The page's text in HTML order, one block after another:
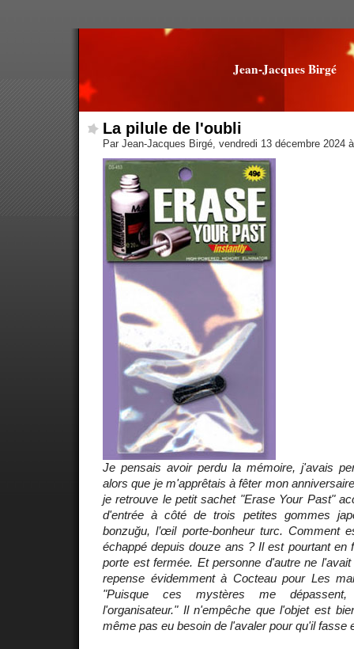
Jean-Jacques Birgé
La pilule de l'oubli
Par Jean-Jacques Birgé, vendredi 13 décembre 2024
Je pensais avoir perdu la mémoire, j'avais
alors que je m'apprêtais à fêter mon
je retrouve le petit sachet "Erase Your Past"
d'entrée à côté de trois petites gommes
bonzuğu, l’œil porte-bonheur turc. Comment
échappé depuis douze ans ? Il est pourtant en
porte est fermée. Et personne d'autre ne
repense évidemment à Cocteau pour Les
"Puisque ces mystères me
l'organisateur." Il n'empêche que l'objet est
même pas eu besoin de l'avaler pour qu'il fasse